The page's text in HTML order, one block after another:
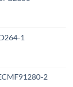
1
2